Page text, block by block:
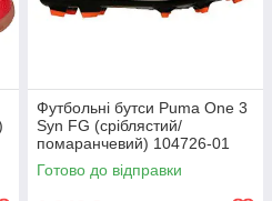
Футбольні бутси Puma One 3
Syn FG (сріблястий/
помаранчевий) 104726-01
Розмір EU: 46
Готово до відправки